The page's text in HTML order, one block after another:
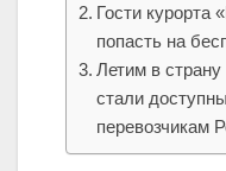
Гости курорта
попасть на
Летим в
стали
перевозчикам